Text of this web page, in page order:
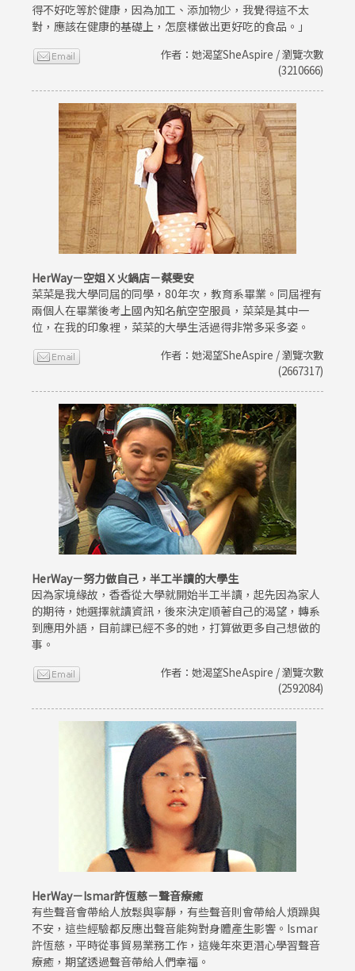
得不好吃等於健康，因為加工、添加物少，我覺得這不太
對，應該在健康的基礎上，怎麼樣做出更好吃的食品。」
作者：她渴望SheAspire / 瀏覽次數
(3210666)
HerWay－空姐Ｘ火鍋店－蔡雯安
菜菜是我大學同屆的同學，80年次，教育系畢業。同屆裡有
兩個人在畢業後考上國內知名航空空服員，菜菜是其中一
位，在我的印象裡，菜菜的大學生活過得非常多采多姿。
作者：她渴望SheAspire / 瀏覽次數
(2667317)
HerWay－努力做自己，半工半讀的大學生
因為家境緣故，香香從大學就開始半工半讀，起先因為家人
的期待，她選擇就讀資訊，後來決定順著自己的渴望，轉系
到應用外語，目前課已經不多的她，打算做更多自己想做的
事。
作者：她渴望SheAspire / 瀏覽次數
(2592084)
HerWay－Ismar許恆慈－聲音療癒
有些聲音會帶給人放鬆與寧靜，有些聲音則會帶給人煩躁與
不安，這些經驗都反應出聲音能夠對身體產生影響。Ismar
許恆慈，平時從事貿易業務工作，這幾年來更潛心學習聲音
療癒，期望透過聲音帶給人們幸福。